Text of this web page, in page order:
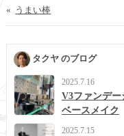
« うまい棒
タクヤ のブログ
2025.7.16
V3ファンデ
ベースメイク
2025.7.15